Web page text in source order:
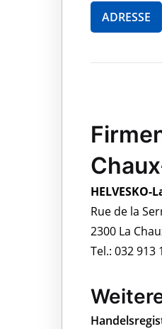
ADRESSE
Rue de la
2300 La
Tel.: 032 913